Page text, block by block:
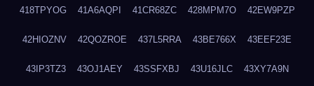
418TPYOG 41A6AQPI 41CR68ZC 428MPM7O 42EW9PZP
42HIOZNV 42QOZROE 437L5RRA 43BE766X 43EEF23E
43IP3TZ3 43OJ1AEY 43SSFXBJ 43U16JLC 43XY7A9N